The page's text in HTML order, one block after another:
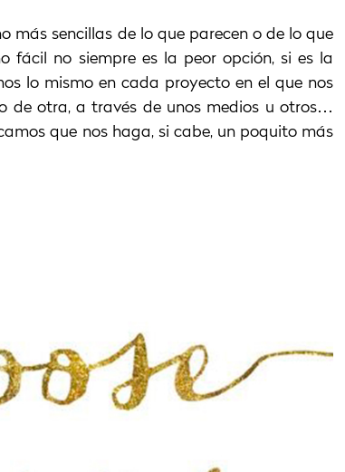
más sencillas de lo que parecen o de lo que
fácil no siempre es la peor opción, si es la
lo mismo en cada proyecto en el que nos
de otra, a través de unos medios u otros…
que nos haga, si cabe, un poquito más